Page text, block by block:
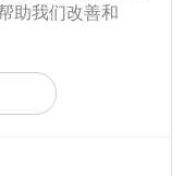
助我们改善和